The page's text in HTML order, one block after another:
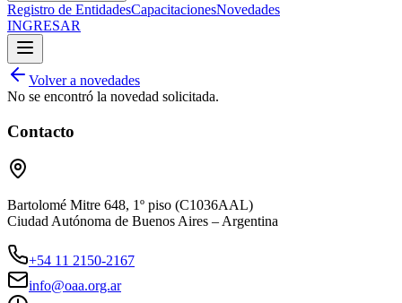
Registro de EntidadesCapacitacionesNovedades
INGRESAR
Volver a novedades
No se encontró la novedad solicitada.
Contacto
Bartolomé Mitre 648, 1º piso (C1036AAL)
Ciudad Autónoma de Buenos Aires – Argentina
+54 11 2150-2167
info@oaa.org.ar